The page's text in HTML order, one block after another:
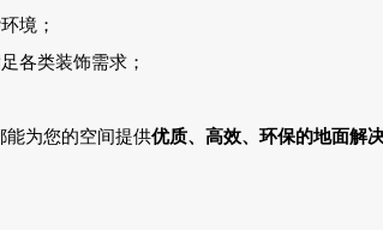
境；
各类装饰需求；
能为您的空间提供优质、高效、环保的地面解